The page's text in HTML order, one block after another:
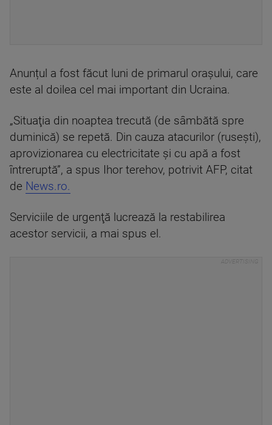
Anunțul a fost făcut luni de primarul orașului, care
este al doilea cel mai important din Ucraina.
„Situaţia din noaptea trecută (de sâmbătă spre
duminică) se repetă. Din cauza atacurilor (ruseşti),
aprovizionarea cu electricitate şi cu apă a fost
întreruptă”, a spus Ihor terehov, potrivit AFP, citat
de News.ro.
Serviciile de urgenţă lucrează la restabilirea
acestor servicii, a mai spus el.